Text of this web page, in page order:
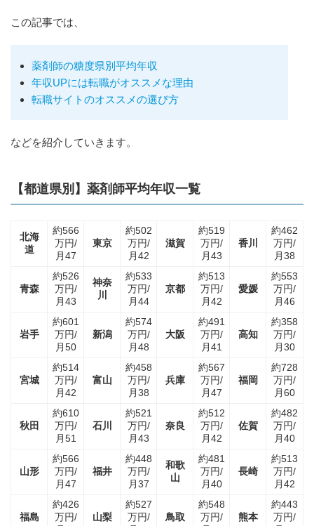
この記事では、
薬剤師の糖度県別平均年収
年収UPには転職がオススメな理由
転職サイトのオススメの選び方
などを紹介していきます。
【都道県別】薬剤師平均年収一覧
北海
道
約566
万円/
月47
東京
約502
万円/
月42
滋賀
約519
万円/
月43
香川
約462
万円/
月38
青森
約526
万円/
月43
神奈
川
約533
万円/
月44
京都
約513
万円/
月42
愛媛
約553
万円/
月46
岩手
約601
万円/
月50
新潟
約574
万円/
月48
大阪
約491
万円/
月41
高知
約358
万円/
月30
宮城
約514
万円/
月42
富山
約458
万円/
月38
兵庫
約567
万円/
月47
福岡
約728
万円/
月60
秋田
約610
万円/
月51
石川
約521
万円/
月43
奈良
約512
万円/
月42
佐賀
約482
万円/
月40
山形
約566
万円/
月47
福井
約448
万円/
月37
和歌
山
約481
万円/
月40
長崎
約513
万円/
月42
福島
約426
万円/
山梨
約527
万円/
鳥取
約548
万円/
熊本
約443
万円/